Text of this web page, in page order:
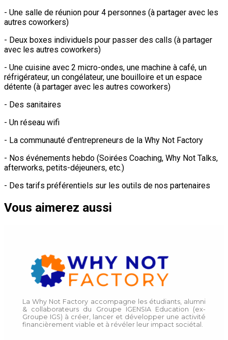
- Une salle de réunion pour 4 personnes (à partager avec les
autres coworkers)
- Deux boxes individuels pour passer des calls (à partager
avec les autres coworkers)
- Une cuisine avec 2 micro-ondes, une machine à café, un
réfrigérateur, un congélateur, une bouilloire et un espace
détente (à partager avec les autres coworkers)
- Des sanitaires
- Un réseau wifi
- La communauté d’entrepreneurs de la Why Not Factory
- Nos événements hebdo (Soirées Coaching, Why Not Talks,
afterworks, petits-déjeuners, etc.)
- Des tarifs préférentiels sur les outils de nos partenaires
Vous aimerez aussi
La Why Not Factory accompagne les étudiants, alumni
& collaborateurs du Groupe IGENSIA Education (ex-
Groupe IGS) à créer, lancer et développer une activité
financièrement viable et à révéler leur impact sociétal.